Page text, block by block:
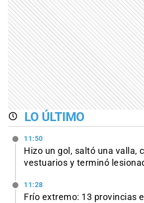
LO ÚLTIMO
11:50
Hizo un gol, saltó una valla,
vestuarios y terminó
11:28
Frío extremo: 13 provincias